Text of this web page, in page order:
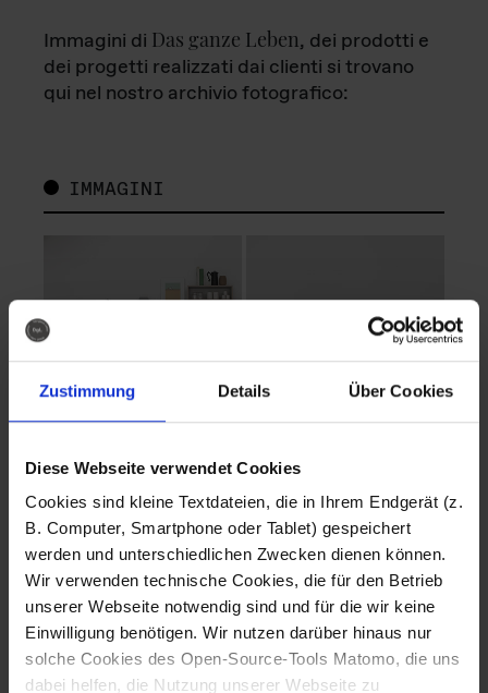
Zustimmung Details Über Cookies
Diese Webseite verwendet Cookies
Cookies sind kleine Textdateien, die in Ihrem Endgerät (z.
B. Computer, Smartphone oder Tablet) gespeichert
werden und unterschiedlichen Zwecken dienen können.
Wir verwenden technische Cookies, die für den Betrieb
unserer Webseite notwendig sind und für die wir keine
Einwilligung benötigen. Wir nutzen darüber hinaus nur
solche Cookies des Open-Source-Tools Matomo, die uns
dabei helfen, die Nutzung unserer Webseite zu
Immagini di Das ganze Leben, dei prodotti e
dei progetti realizzati dai clienti si trovano
qui nel nostro archivio fotografico:
IMMAGINI
Fotografo: Lorenz
Sternbach
Download
Fotografo: Lorenz
Sternbach
Download